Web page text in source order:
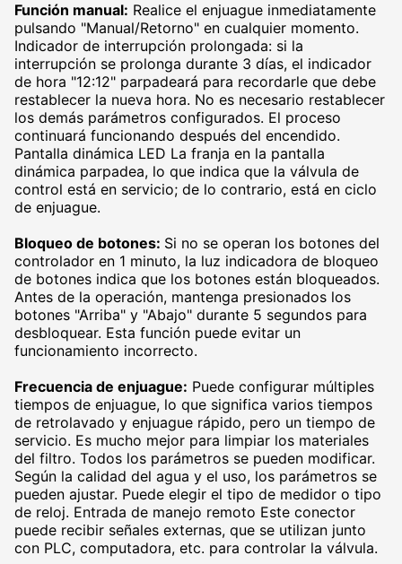
Función manual: Realice el enjuague inmediatamente
pulsando "Manual/Retorno" en cualquier momento.
Indicador de interrupción prolongada: si la
interrupción se prolonga durante 3 días, el indicador
de hora "12:12" parpadeará para recordarle que debe
restablecer la nueva hora. No es necesario restablecer
los demás parámetros configurados. El proceso
continuará funcionando después del encendido.
Pantalla dinámica LED La franja en la pantalla
dinámica parpadea, lo que indica que la válvula de
control está en servicio; de lo contrario, está en ciclo
de enjuague.
Bloqueo de botones: Si no se operan los botones del
controlador en 1 minuto, la luz indicadora de bloqueo
de botones indica que los botones están bloqueados.
Antes de la operación, mantenga presionados los
botones "Arriba" y "Abajo" durante 5 segundos para
desbloquear. Esta función puede evitar un
funcionamiento incorrecto.
Frecuencia de enjuague: Puede configurar múltiples
tiempos de enjuague, lo que significa varios tiempos
de retrolavado y enjuague rápido, pero un tiempo de
servicio. Es mucho mejor para limpiar los materiales
del filtro. Todos los parámetros se pueden modificar.
Según la calidad del agua y el uso, los parámetros se
pueden ajustar. Puede elegir el tipo de medidor o tipo
de reloj. Entrada de manejo remoto Este conector
puede recibir señales externas, que se utilizan junto
con PLC, computadora, etc. para controlar la válvula.